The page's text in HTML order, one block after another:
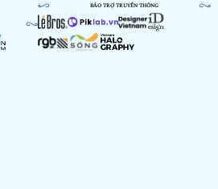
BẢO TRỢ TRUYỀN THÔNG